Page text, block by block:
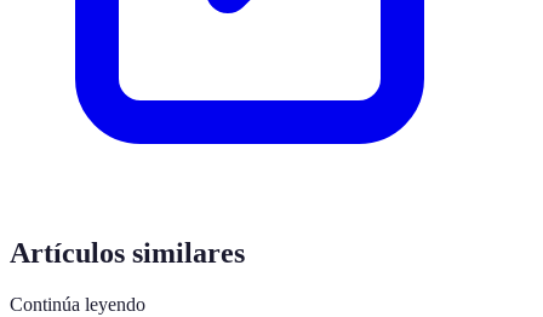
Artículos similares
Continúa leyendo